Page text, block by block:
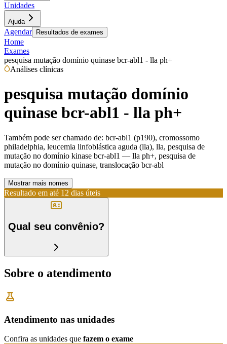
Unidades
Ajuda
Agendar Resultados de exames
Home
Exames
pesquisa mutação domínio quinase bcr-abl1 - lla ph+
Análises clínicas
pesquisa mutação domínio
quinase bcr-abl1 - lla ph+
Também pode ser chamado de: bcr-abl1 (p190), cromossomo
philadelphia, leucemia linfoblástica aguda (lla), lla, pesquisa de
mutação no domínio kinase bcr-abl1 — lla ph+, pesquisa de
mutação no domínio quinase, translocação bcr-abl
Mostrar mais nomes
Resultado em até 12 dias úteis
Qual seu convênio?
Sobre o atendimento
Atendimento nas unidades
Confira as unidades que fazem o exame